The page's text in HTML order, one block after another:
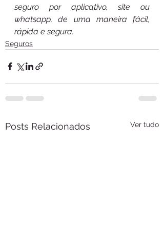
seguro por aplicativo, site ou
whatsapp, de uma maneira fácil,
rápida e segura.
Seguros
Posts Relacionados Ver tudo